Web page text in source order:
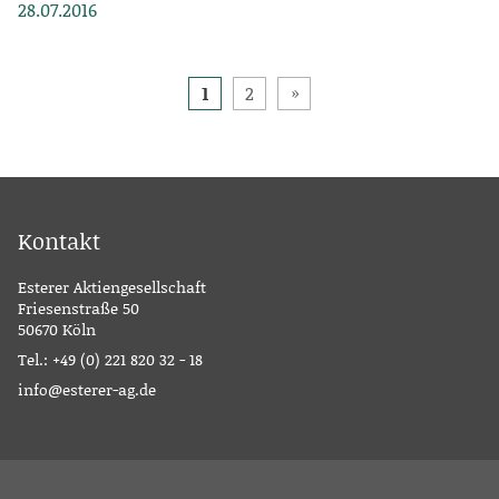
28.07.2016
Beitragsnavigation
1 2
Kontakt
Esterer Aktiengesellschaft
Friesenstraße 50
50670 Köln
Tel.: +49 (0) 221 820 32 - 18
info@esterer-ag.de